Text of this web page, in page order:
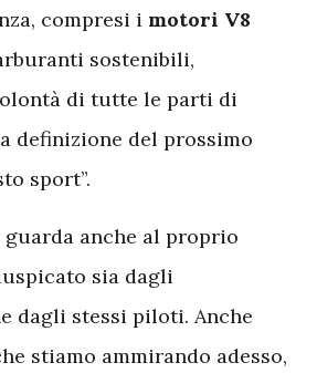
compresi i motori V8
sostenibili,
di tutte le parti di
definizione del prossimo
sport”.
guarda anche al proprio
sia dagli
dagli stessi piloti. Anche
stiamo ammirando adesso,